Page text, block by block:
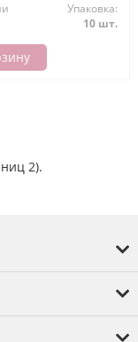
Упаковка:
10 шт.
2).